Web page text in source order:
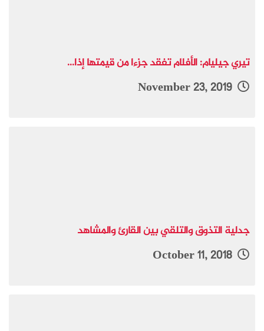
تيري جيليام: الأفلام تفقد جزءا من قيمتها إذا...
November 23, 2019
جدلية التذوق والتلقي بين القارئ والمشاهد
October 11, 2018